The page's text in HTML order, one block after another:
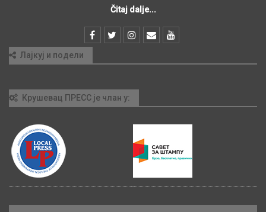
Čitaj dalje...
Лајкуј и подели
Крушевац ПРЕСС је члан у: